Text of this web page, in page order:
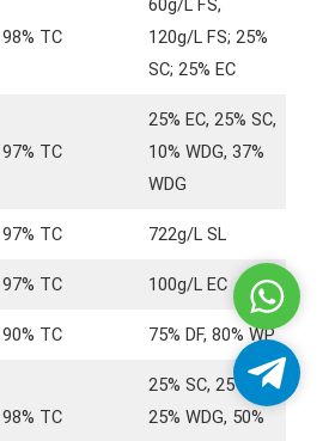
98% TC
60g/L FS,
120g/L FS; 25%
SC; 25% EC
97% TC
25% EC, 25% SC,
10% WDG, 37%
WDG
97% TC 722g/L SL
97% TC 100g/L EC
90% TC 75% DF, 80% WP
98% TC
25% SC, 25% EC,
25% WDG, 50%